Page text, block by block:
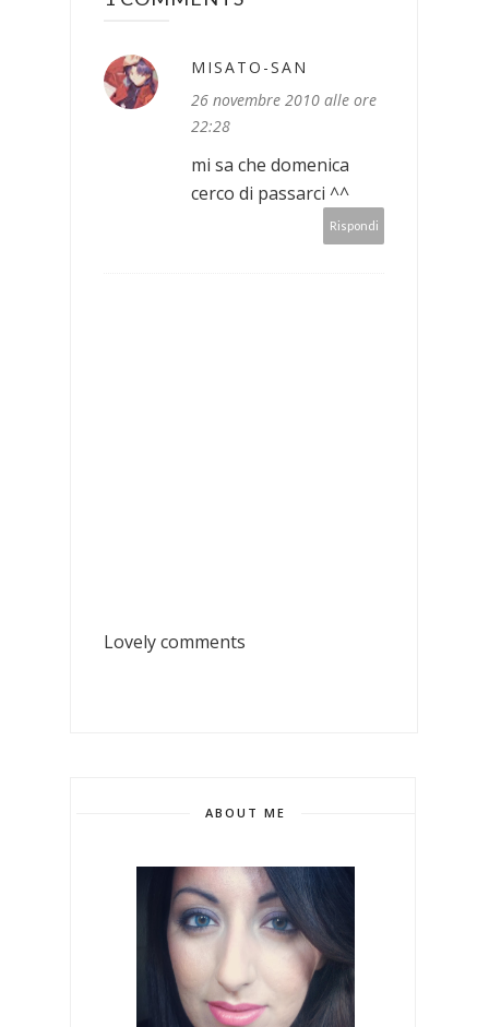
MISATO-SAN
26 novembre 2010 alle ore
22:28
mi sa che domenica
cerco di passarci ^^
Rispondi
Lovely comments
ABOUT ME